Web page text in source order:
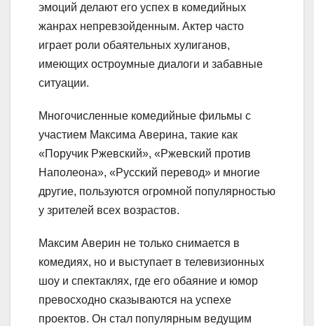
эмоций делают его успех в комедийных
жанрах непревзойденным. Актер часто
играет роли обаятельных хулиганов,
имеющих остроумные диалоги и забавные
ситуации.
Многочисленные комедийные фильмы с
участием Максима Аверина, такие как
«Поручик Ржевский», «Ржевский против
Наполеона», «Русский перевод» и многие
другие, пользуются огромной популярностью
у зрителей всех возрастов.
Максим Аверин не только снимается в
комедиях, но и выступает в телевизионных
шоу и спектаклях, где его обаяние и юмор
превосходно сказываются на успехе
проектов. Он стал популярным ведущим